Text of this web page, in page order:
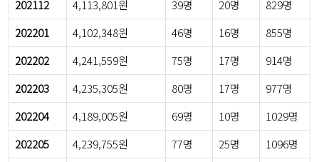
202112
4,113,801원 39명 20명
829명
202201
4,102,348원 46명 16명
855명
202202
4,241,559원 75명 17명
914명
202203
4,235,305원 80명 17명
977명
202204
4,189,005원 69명 10명
1029명
202205
4,239,755원 77명 25명
1096명